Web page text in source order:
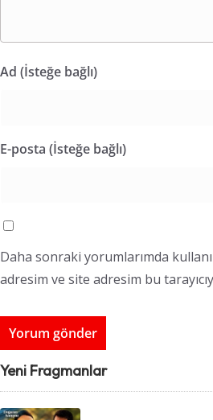
Ad (İsteğe bağlı)
E-posta (İsteğe bağlı)
Daha sonraki yorumlarımda
adresim ve site adresim bu
Yeni Fragmanlar